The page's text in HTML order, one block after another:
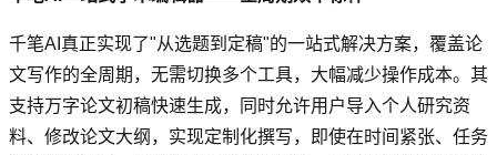
千笔AI真正实现了"从选题到定稿"的一站式解决方案，覆盖论
文写作的全周期，无需切换多个工具，大幅减少操作成本。其
支持万字论文初稿快速生成，同时允许用户导入个人研究资
料、修改论文大纲，实现定制化撰写，即使在时间紧张、任务